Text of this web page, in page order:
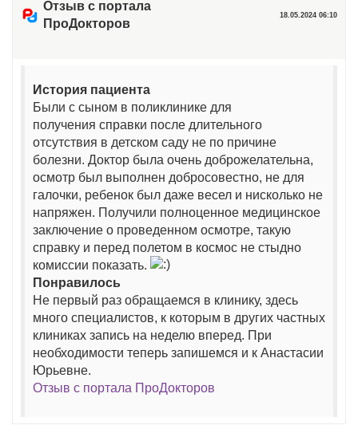
Отзыв с портала
ПроДокторов
18.05.2024 06:10
История пациента
Были с сыном в поликлинике для
получения справки после длительного
отсутствия в детском саду не по причине
болезни. Доктор была очень доброжелательна,
осмотр был выполнен добросовестно, не для
галочки, ребенок был даже весел и нисколько не
напряжен. Получили полноценное медицинское
заключение о проведенном осмотре, такую
справку и перед полетом в космос не стыдно
комиссии показать.
Понравилось
Не первый раз обращаемся в клинику, здесь
много специалистов, к которым в других частных
клиниках запись на неделю вперед. При
необходимости теперь запишемся и к Анастасии
Юрьевне.
Отзыв с портала ПроДокторов